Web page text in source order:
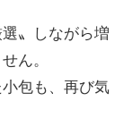
〟しながら増
ん。
包も、再び気